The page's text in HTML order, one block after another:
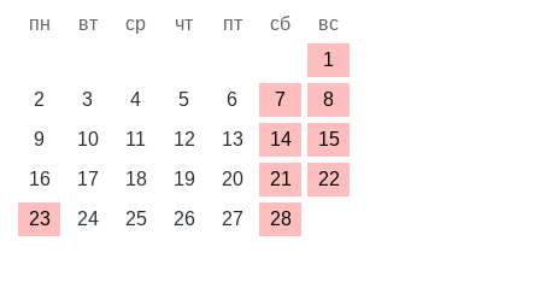
пн вт ср чт пт сб
вс
1
2
3 4 5 6 7
8
9
10 11 12 13 14
15
16
17 18 19 20 21
22
23
24 25 26 27 28